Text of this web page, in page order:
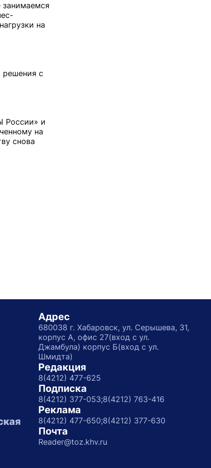
на
решения с
России» и
на
снова
Адрес
680038 г. Хабаровск, ул. Серышева, 31,
корпус А, офис 27(вход с ул.
Джамбула) корпус Б(вход с ул.
Шмидта)
Редакция
8(4212) 477-625
Подписка
8(4212) 377-053;8(4212) 763-416
Реклама
8(4212) 477-650;8(4212) 377-630
Почта
Reader@toz.khv.ru